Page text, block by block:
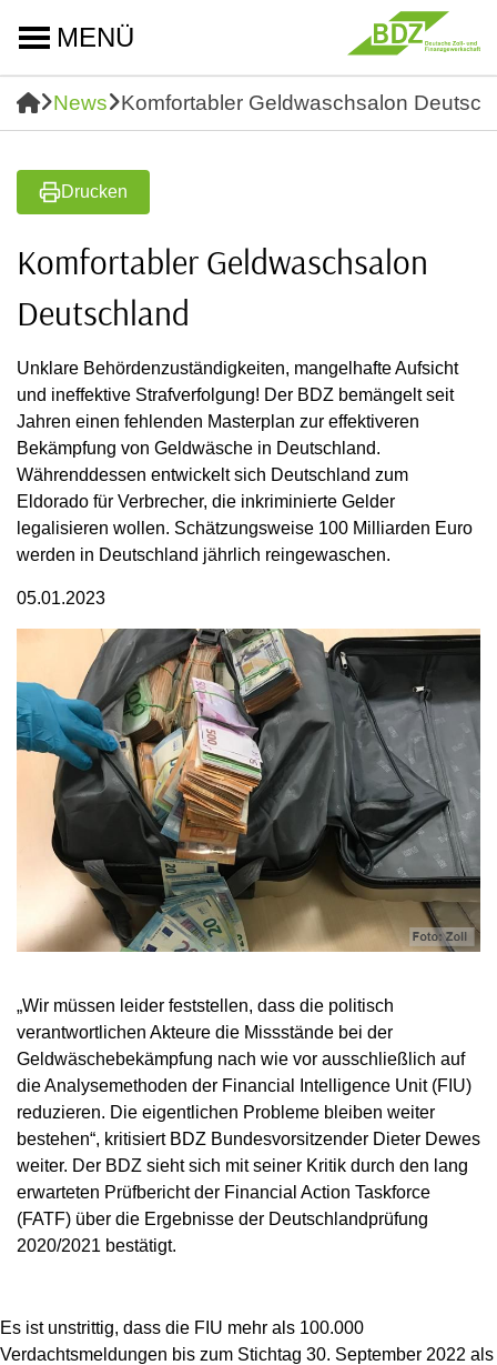
MENÜ
News Komfortabler Geldwaschsalon
Drucken
Komfortabler Geldwaschsalon
Deutschland
Unklare Behördenzuständigkeiten, mangelhafte Aufsicht
und ineffektive Strafverfolgung! Der BDZ bemängelt seit
Jahren einen fehlenden Masterplan zur effektiveren
Bekämpfung von Geldwäsche in Deutschland.
Währenddessen entwickelt sich Deutschland zum
Eldorado für Verbrecher, die inkriminierte Gelder
legalisieren wollen. Schätzungsweise 100 Milliarden Euro
werden in Deutschland jährlich reingewaschen.
05.01.2023
„Wir müssen leider feststellen, dass die politisch
verantwortlichen Akteure die Missstände bei der
Geldwäschebekämpfung nach wie vor ausschließlich auf
die Analysemethoden der Financial Intelligence Unit (FIU)
reduzieren. Die eigentlichen Probleme bleiben weiter
bestehen“, kritisiert BDZ Bundesvorsitzender Dieter Dewes
weiter. Der BDZ sieht sich mit seiner Kritik durch den lang
erwarteten Prüfbericht der Financial Action Taskforce
(FATF) über die Ergebnisse der Deutschlandprüfung
2020/2021 bestätigt.
Es ist unstrittig, dass die FIU mehr als 100.000
Verdachtsmeldungen bis zum Stichtag 30. September 2022 als